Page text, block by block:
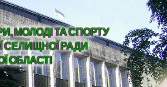
МОЛОДІ ТА СПОРТУ
СЕЛИЩНОЇ РАДИ
ОБЛАСТІ